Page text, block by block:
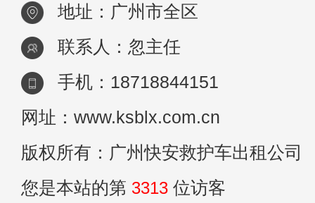
地址：广州市全区
联系人：忽主任
手机：18718844151
网址：www.ksblx.com.cn
版权所有：广州快安救护车出租公司
您是本站的第 3313 位访客